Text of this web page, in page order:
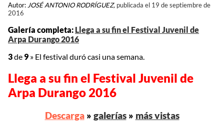
Autor: JOSÉ ANTONIO RODRÍGUEZ, publicada el 19 de septiembre de
2016
Galería completa: Llega a su fin el Festival Juvenil de
Arpa Durango 2016
3de 9 » El festival duró casi una semana.
Llega a su fin el Festival Juvenil de
Arpa Durango 2016
Descarga» galerías» más vistas